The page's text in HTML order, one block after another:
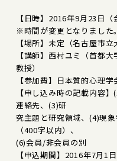
【日時】2016年9月23日
※時間が変更となりました。
【場所】未定（名古屋市立
【講師】西村ユミ（首都
教授）
【参加費】日本質的心理
【申し込み時の記載内容
連絡先、(3)研
究主題と研究領域、(4)現
（400字以内）、
(6)会員/非会員の別
【申込期間】2016年7月1